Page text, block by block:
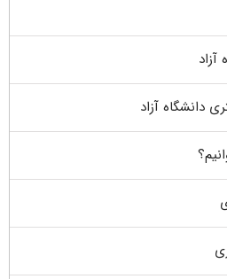
دانشگاه آزاد